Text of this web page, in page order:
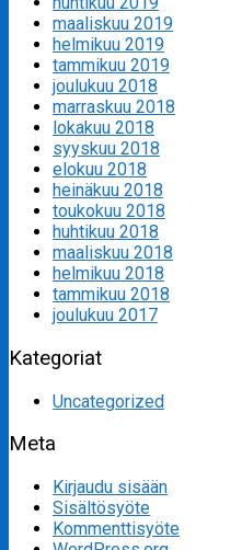
maaliskuu 2019
helmikuu 2019
tammikuu 2019
joulukuu 2018
marraskuu 2018
lokakuu 2018
syyskuu 2018
elokuu 2018
heinäkuu 2018
toukokuu 2018
huhtikuu 2018
maaliskuu 2018
helmikuu 2018
tammikuu 2018
joulukuu 2017
Kategoriat
Uncategorized
Meta
Kirjaudu sisään
Sisältösyöte
Kommenttisyöte